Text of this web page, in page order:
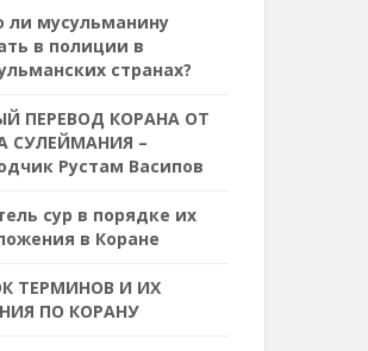
ли мусульманину
в полиции в
странах?
ПЕРЕВОД КОРАНА ОТ
СУЛЕЙМАНИЯ –
Рустам Васипов
сур в порядке их
в Коране
ТЕРМИНОВ И ИХ
ПО КОРАНУ